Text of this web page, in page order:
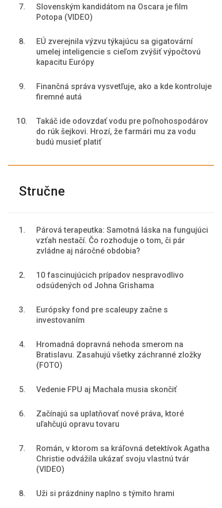
7.
Slovenským kandidátom na Oscara je film
Potopa (VIDEO)
8.
EÚ zverejnila výzvu týkajúcu sa gigatovární
umelej inteligencie s cieľom zvýšiť výpočtovú
kapacitu Európy
9.
Finančná správa vysvetľuje, ako a kde kontroluje
firemné autá
10.
Takáč ide odovzdať vodu pre poľnohospodárov
do rúk šejkovi. Hrozí, že farmári mu za vodu
budú musieť platiť
Stručne
1.
Párová terapeutka: Samotná láska na fungujúci
vzťah nestačí. Čo rozhoduje o tom, či pár
zvládne aj náročné obdobia?
2.
10 fascinujúcich prípadov nespravodlivo
odsúdených od Johna Grishama
3.
Európsky fond pre scaleupy začne s
investovaním
4.
Hromadná dopravná nehoda smerom na
Bratislavu. Zasahujú všetky záchranné zložky
(FOTO)
5. Vedenie FPU aj Machala musia skončiť
6.
Začínajú sa uplatňovať nové práva, ktoré
uľahčujú opravu tovaru
7.
Román, v ktorom sa kráľovná detektívok Agatha
Christie odvážila ukázať svoju vlastnú tvár
(VIDEO)
8. Uži si prázdniny naplno s týmito hrami